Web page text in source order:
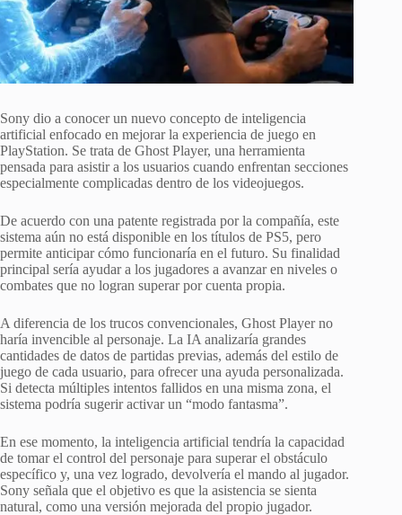
Sony dio a conocer un nuevo concepto de inteligencia
artificial enfocado en mejorar la experiencia de juego en
PlayStation. Se trata de Ghost Player, una herramienta
pensada para asistir a los usuarios cuando enfrentan secciones
especialmente complicadas dentro de los videojuegos.
De acuerdo con una patente registrada por la compañía, este
sistema aún no está disponible en los títulos de PS5, pero
permite anticipar cómo funcionaría en el futuro. Su finalidad
principal sería ayudar a los jugadores a avanzar en niveles o
combates que no logran superar por cuenta propia.
A diferencia de los trucos convencionales, Ghost Player no
haría invencible al personaje. La IA analizaría grandes
cantidades de datos de partidas previas, además del estilo de
juego de cada usuario, para ofrecer una ayuda personalizada.
Si detecta múltiples intentos fallidos en una misma zona, el
sistema podría sugerir activar un “modo fantasma”.
En ese momento, la inteligencia artificial tendría la capacidad
de tomar el control del personaje para superar el obstáculo
específico y, una vez logrado, devolvería el mando al jugador.
Sony señala que el objetivo es que la asistencia se sienta
natural, como una versión mejorada del propio jugador.